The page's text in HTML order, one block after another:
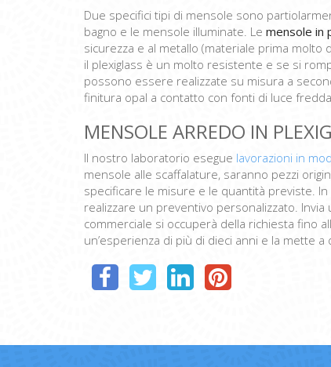
Due specifici tipi di mensole sono
bagno e le mensole illuminate. Le mensole in
sicurezza e al metallo (materiale prima molto
il plexiglass è un molto resistente e se si
possono essere realizzate su misura a
finitura opal a contatto con fonti di luce
MENSOLE ARREDO IN
Il nostro laboratorio esegue lavorazioni in
mensole alle scaffalature, saranno pezzi
specificare le misure e le quantità previste.
realizzare un preventivo personalizzato. Invia
commerciale si occuperà della richiesta fino
un’esperienza di più di dieci anni e la mette